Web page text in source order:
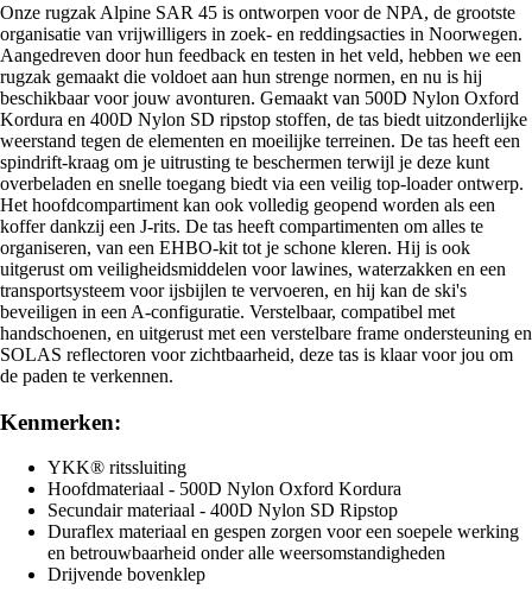
Onze rugzak Alpine SAR 45 is ontworpen voor de NPA, de grootste
organisatie van vrijwilligers in zoek- en reddingsacties in Noorwegen.
Aangedreven door hun feedback en testen in het veld, hebben we een
rugzak gemaakt die voldoet aan hun strenge normen, en nu is hij
beschikbaar voor jouw avonturen. Gemaakt van 500D Nylon Oxford
Kordura en 400D Nylon SD ripstop stoffen, de tas biedt uitzonderlijke
weerstand tegen de elementen en moeilijke terreinen. De tas heeft een
spindrift-kraag om je uitrusting te beschermen terwijl je deze kunt
overbeladen en snelle toegang biedt via een veilig top-loader ontwerp.
Het hoofdcompartiment kan ook volledig geopend worden als een
koffer dankzij een J-rits. De tas heeft compartimenten om alles te
organiseren, van een EHBO-kit tot je schone kleren. Hij is ook
uitgerust om veiligheidsmiddelen voor lawines, waterzakken en een
transportsysteem voor ijsbijlen te vervoeren, en hij kan de ski's
beveiligen in een A-configuratie. Verstelbaar, compatibel met
handschoenen, en uitgerust met een verstelbare frame ondersteuning en
SOLAS reflectoren voor zichtbaarheid, deze tas is klaar voor jou om
de paden te verkennen.
Kenmerken:
YKK® ritssluiting
Hoofdmateriaal - 500D Nylon Oxford Kordura
Secundair materiaal - 400D Nylon SD Ripstop
Duraflex materiaal en gespen zorgen voor een soepele werking
en betrouwbaarheid onder alle weersomstandigheden
Drijvende bovenklep